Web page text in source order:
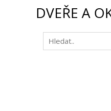
DVEŘE A